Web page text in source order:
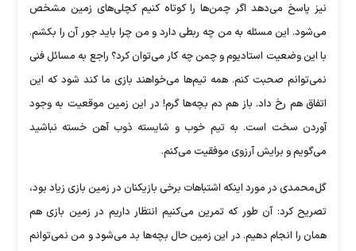
نیز پاسخ می‌دهد اگر چمن‌ها را کوتاه کنیم کچلی‌های زمین مشخص
می‌شود. این مسئله به من چه ربطی دارد و من چرا باید جور آن را بکشم.
با این وضعیت استادیوم و چمن چه کار می‌توان کرد؟ راجع به مسائل فنی
نمی‌توانم صحبت کنم. همه تیم‌ها می‌خواهند بازی ما کند شود که این
اتفاق هم رخ داد. باز هم دم بچه‌ها گرم! در این زمین موقعیت به وجود
آوردن سخت است. به تیم خوب و شایسته ذوب آهن خسته نباشید
می‌گویم و برایش آرزوی موفقیت می‌کنم.
گل‌محمدی در مورد اینکه اشتباهات برخی بازیکنان در زمین بازی زیاد بود،
تصریح کرد: آن طور که تمرین می‌کنیم انتظار داریم در زمین بازی هم
همان را انجام دهیم. در این زمین حال بچه‌ها بد می‌شود و من نمی‌توانم